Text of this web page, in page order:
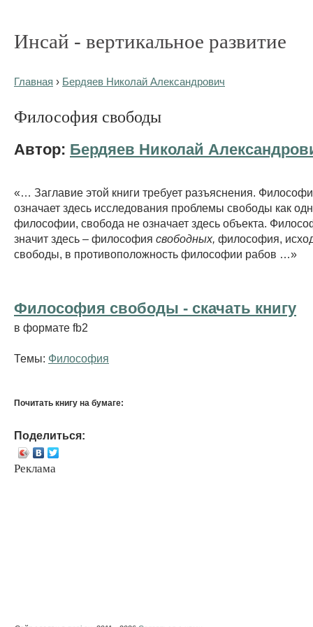
Инсай - вертикальное развитие
Главная › Бердяев Николай Александрович
Философия свободы
Автор: Бердяев Николай
«… Заглавие этой книги требует разъяснения.
означает здесь исследования проблемы свободы как
философии, свобода не означает здесь объекта.
значит здесь – философия свободных, философия,
свободы, в противоположность философии рабов …»
Философия свободы - cкачать книгу
в формате fb2
Темы: Философия
Почитать книгу на бумаге:
Поделиться:
Реклама